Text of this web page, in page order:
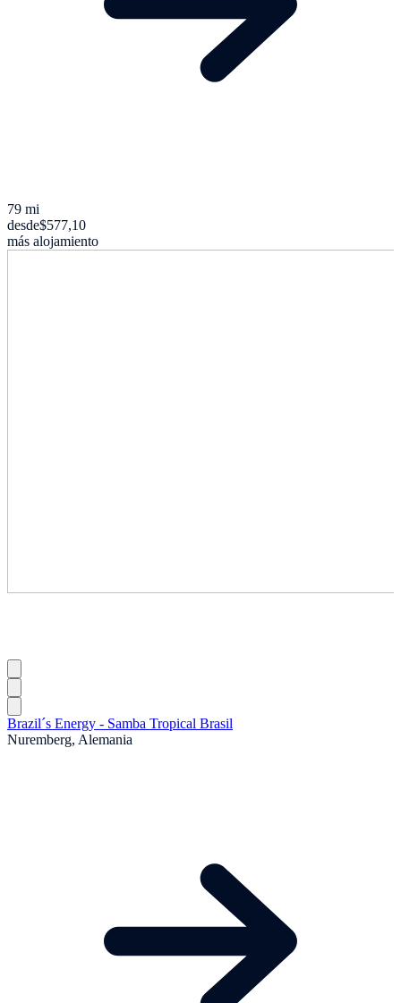
79 mi
desde$577,10
más alojamiento
Brazil´s Energy - Samba Tropical Brasil
Nuremberg, Alemania